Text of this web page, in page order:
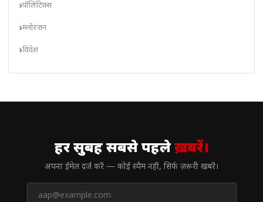
पॉलिटिक्स
मनोरंजन
विदेश
हर सुबह सबसे पहलेख़बरें।
अपना ईमेल दर्ज करें — कोई स्पैम नहीं, सिर्फ ज़रूरी खबरें।